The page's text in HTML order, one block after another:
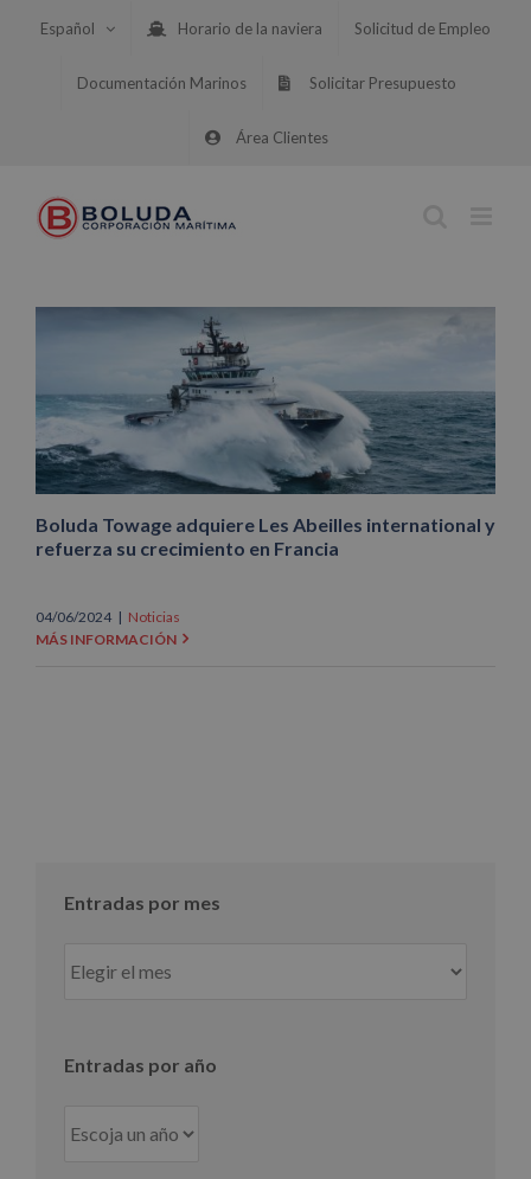
Español Horario de la naviera Solicitud de Empleo
Documentación Marinos Solicitar Presupuesto
Área Clientes
Boluda Towage adquiere Les Abeilles international y
refuerza su crecimiento en Francia
04/06/2024 | Noticias
MÁS INFORMACIÓN
Entradas por mes
por
Entradas por año